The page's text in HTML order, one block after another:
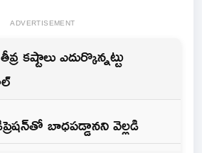
ADVERTISEMENT
కష్టాలు ఎదుర్కొన్నట్టు
బాధపడ్డానని వెల్లడి